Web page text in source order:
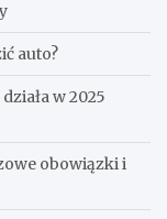
auto?
w 2025
obowiązki i